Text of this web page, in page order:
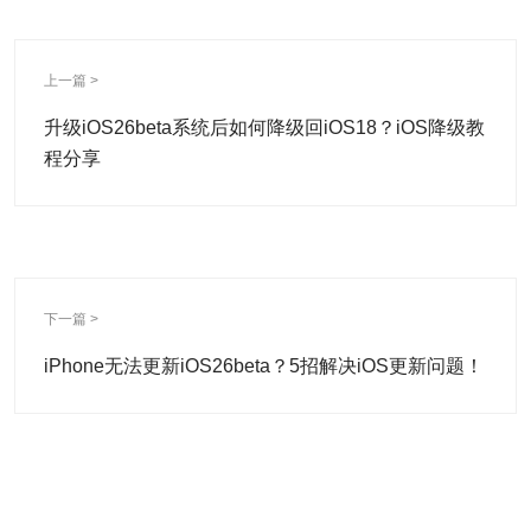
上一篇 >
升级iOS26beta系统后如何降级回iOS18？iOS降级教
程分享
下一篇 >
iPhone无法更新iOS26beta？5招解决iOS更新问题！